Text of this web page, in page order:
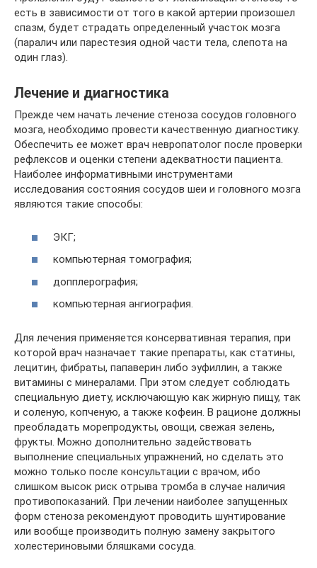
есть в зависимости от того в какой артерии произошел
спазм, будет страдать определенный участок мозга
(паралич или парестезия одной части тела, слепота на
один глаз).
Лечение и диагностика
Прежде чем начать лечение стеноза сосудов головного
мозга, необходимо провести качественную диагностику.
Обеспечить ее может врач невропатолог после проверки
рефлексов и оценки степени адекватности пациента.
Наиболее информативными инструментами
исследования состояния сосудов шеи и головного мозга
являются такие способы:
ЭКГ;
компьютерная томография;
допплерография;
компьютерная ангиография.
Для лечения применяется консервативная терапия, при
которой врач назначает такие препараты, как статины,
лецитин, фибраты, папаверин либо эуфиллин, а также
витамины с минералами. При этом следует соблюдать
специальную диету, исключающую как жирную пищу, так
и соленую, копченую, а также кофеин. В рационе должны
преобладать морепродукты, овощи, свежая зелень,
фрукты. Можно дополнительно задействовать
выполнение специальных упражнений, но сделать это
можно только после консультации с врачом, ибо
слишком высок риск отрыва тромба в случае наличия
противопоказаний. При лечении наиболее запущенных
форм стеноза рекомендуют проводить шунтирование
или вообще производить полную замену закрытого
холестериновыми бляшками сосуда.